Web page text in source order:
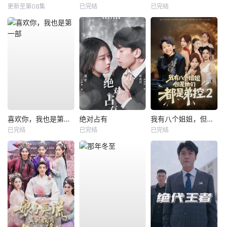
更新至第08集 已完结 已完结
喜欢你，我也是第一部
已完结
绝对占有
已完结
我有八个姐姐，但是他们都是弟控2
已完结